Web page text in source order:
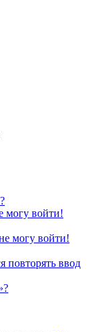
могу войти!
могу войти!
повторять ввод